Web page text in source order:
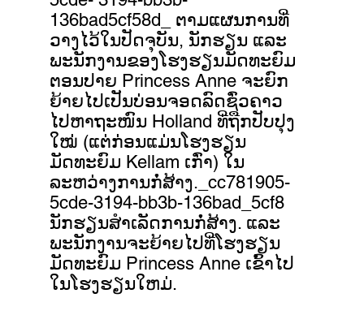
136bad5cf58d_ ຕາມແຜນການທີ່
ວາງໄວ້ໃນປັດຈຸບັນ, ນັກຮຽນ ແລະ
ພະນັກງານຂອງໂຮງຮຽນມັດທະຍົມ
ຕອນປາຍ Princess Anne ຈະຍົກ
ຍ້າຍໄປເປັນບ່ອນຈອດລົດຊົ່ວຄາວ
ໄປຫາຖະໜົນ Holland ທີ່ຖືກປັບປຸງ
ໃໝ່ (ແຕ່ກ່ອນແມ່ນໂຮງຮຽນ
ມັດທະຍົມ Kellam ເກົ່າ) ໃນ
ລະຫວ່າງການກໍ່ສ້າງ._cc781905-
5cde-3194-bb3b-136bad_5cf8
ນັກຮຽນສຳເລັດການກໍ່ສ້າງ. ແລະ
ພະນັກງານຈະຍ້າຍໄປທີ່ໂຮງຮຽນ
ມັດທະຍົມ Princess Anne ເຂົ້າໄປ
ໃນໂຮງຮຽນໃຫມ່.